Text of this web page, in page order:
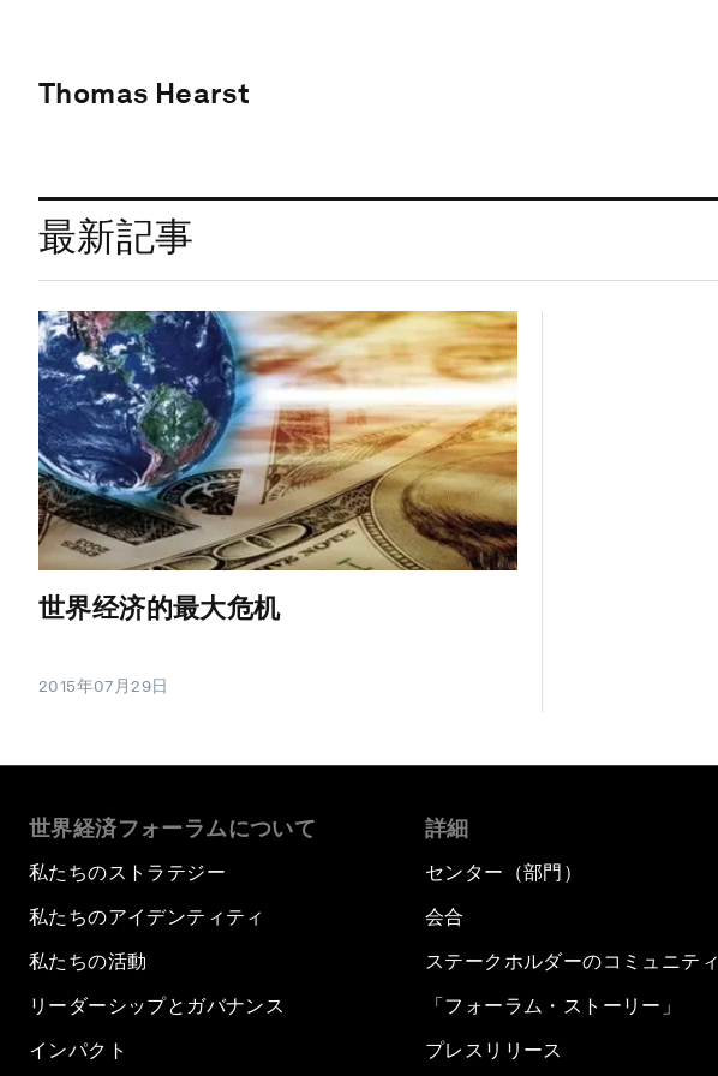
Thomas Hearst
最新記事
世界经济的最大危机
2015年07月29日
世界経済フォーラムについて
私たちのストラテジー
私たちのアイデンティティ
私たちの活動
リーダーシップとガバナンス
インパクト
詳細
センター（部門）
会合
ステークホルダーのコミュニティ
「フォーラム・ストーリー」
プレスリリース